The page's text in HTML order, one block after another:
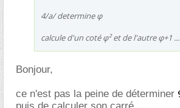
4/a/ determine φ
calcule d'un coté φ² et de l'autre φ+1 ...
Bonjour,
ce n'est pas la peine de déterminer